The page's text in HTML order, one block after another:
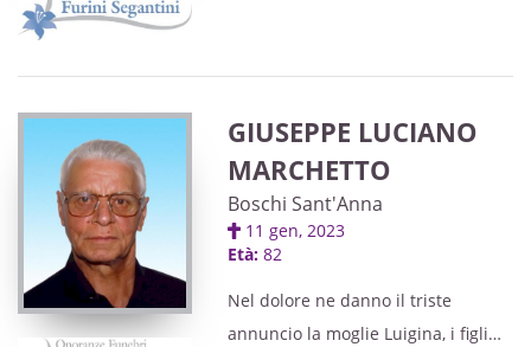
e ringraziamento.
i pronipoti Gabriele, Giuseppe, la
tutti.
Recita del Santo Rosario domenica
26 febbraio
Sant’Anna.
GIUSEPPE LUCIANO
MARCHETTO
Boschi Sant'Anna
11 gen, 2023
Età: 82
Nel dolore ne danno il triste
annuncio la moglie Luigina, i figli